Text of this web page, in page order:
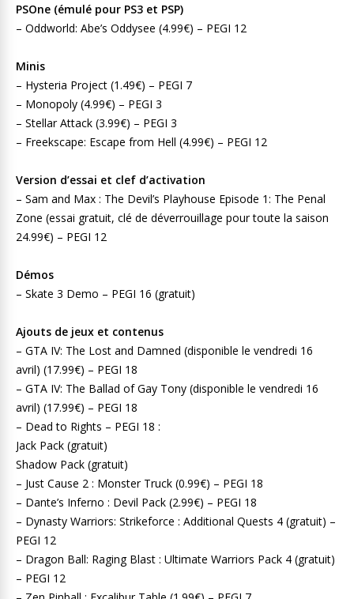
PSOne (émulé pour PS3 et PSP)
– Oddworld: Abe’s Oddysee (4.99€) – PEGI 12
Minis
– Hysteria Project (1.49€) – PEGI 7
– Monopoly (4.99€) – PEGI 3
– Stellar Attack (3.99€) – PEGI 3
– Freekscape: Escape from Hell (4.99€) – PEGI 12
Version d’essai et clef d’activation
– Sam and Max : The Devil’s Playhouse Episode 1: The Penal
Zone (essai gratuit, clé de déverrouillage pour toute la saison
24.99€) – PEGI 12
Démos
– Skate 3 Demo – PEGI 16 (gratuit)
Ajouts de jeux et contenus
– GTA IV: The Lost and Damned (disponible le vendredi 16
avril) (17.99€) – PEGI 18
– GTA IV: The Ballad of Gay Tony (disponible le vendredi 16
avril) (17.99€) – PEGI 18
– Dead to Rights – PEGI 18 :
Jack Pack (gratuit)
Shadow Pack (gratuit)
– Just Cause 2 : Monster Truck (0.99€) – PEGI 18
– Dante’s Inferno : Devil Pack (2.99€) – PEGI 18
– Dynasty Warriors: Strikeforce : Additional Quests 4 (gratuit) –
PEGI 12
– Dragon Ball: Raging Blast : Ultimate Warriors Pack 4 (gratuit)
– PEGI 12